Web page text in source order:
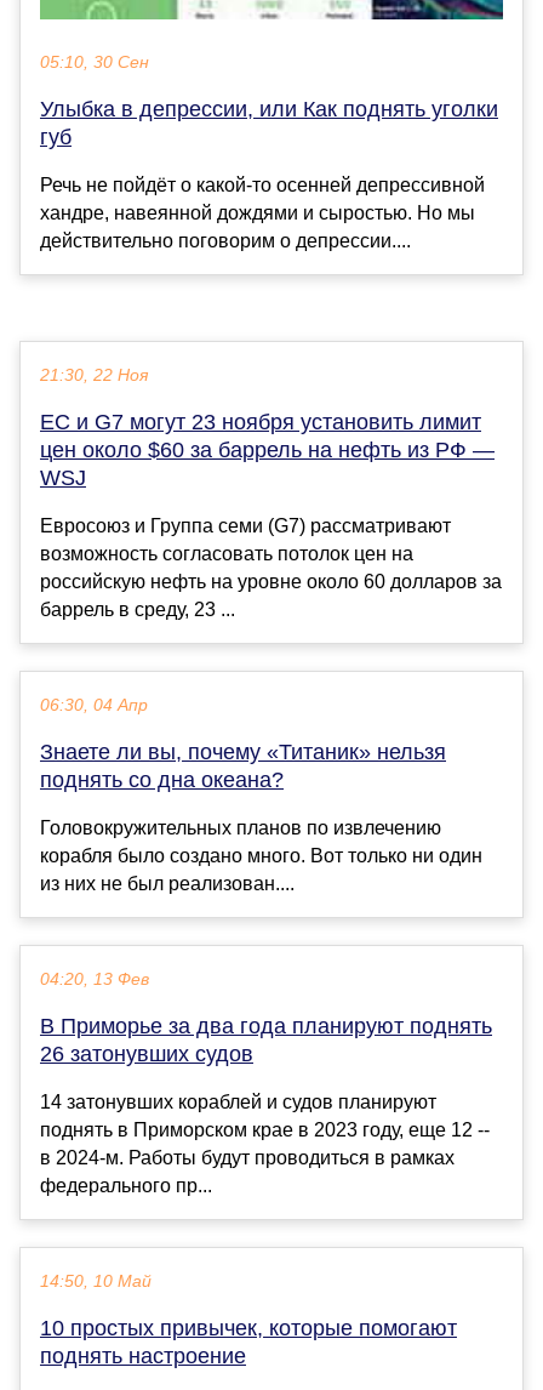
05:10, 30 Сен
Улыбка в депрессии, или Как поднять уголки
губ
Речь не пойдёт о какой-то осенней депрессивной
хандре, навеянной дождями и сыростью. Но мы
действительно поговорим о депрессии....
21:30, 22 Ноя
ЕС и G7 могут 23 ноября установить лимит
цен около $60 за баррель на нефть из РФ —
WSJ
Евросоюз и Группа семи (G7) рассматривают
возможность согласовать потолок цен на
российскую нефть на уровне около 60 долларов за
баррель в среду, 23 ...
06:30, 04 Апр
Знаете ли вы, почему «Титаник» нельзя
поднять со дна океана?
Головокружительных планов по извлечению
корабля было создано много. Вот только ни один
из них не был реализован....
04:20, 13 Фев
В Приморье за два года планируют поднять
26 затонувших судов
14 затонувших кораблей и судов планируют
поднять в Приморском крае в 2023 году, еще 12 --
в 2024-м. Работы будут проводиться в рамках
федерального пр...
14:50, 10 Май
10 простых привычек, которые помогают
поднять настроение